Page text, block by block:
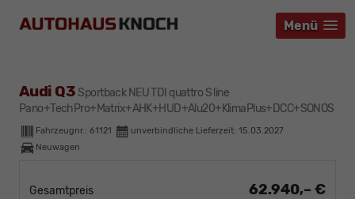
Menü
Menü
Menü
Audi Q3 Sportback NEU TDI quattro S line
Pano+TechPro+Matrix+AHK+HUD+Alu20+KlimaPlus+DCC+SONOS
Fahrzeugnr.: 61121 unverbindliche Lieferzeit: 15.03.2027
Neuwagen
Gesamtpreis 62.940,– €